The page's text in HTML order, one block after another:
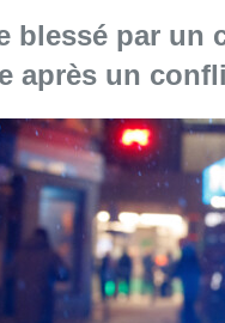
blessé par un
après un